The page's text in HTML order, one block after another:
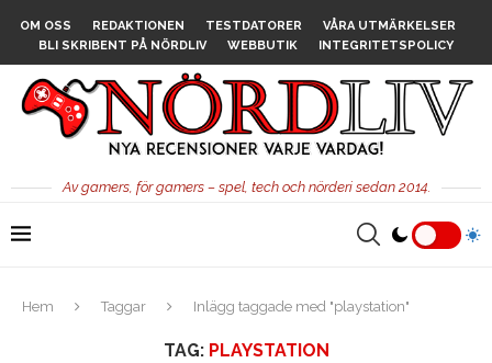
OM OSS REDAKTIONEN TESTDATORER
VÅRA UTMÄRKELSER
BLI SKRIBENT PÅ NÖRDLIV
WEBBUTIK INTEGRITETSPOLICY
Av gamers, för gamers – spel, tech och nörderi sedan 2014.
Hem Taggar Inlägg taggade med "playstation"
TAG: PLAYSTATION